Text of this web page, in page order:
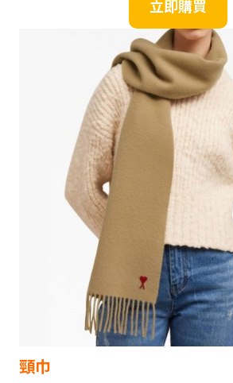
立即購買
頸巾